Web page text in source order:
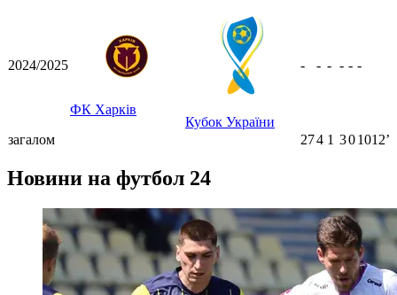
2024/2025
ФК Харків
Кубок України
- - - - - -
загалом 274 1 301012ʼ
Новини на футбол 24